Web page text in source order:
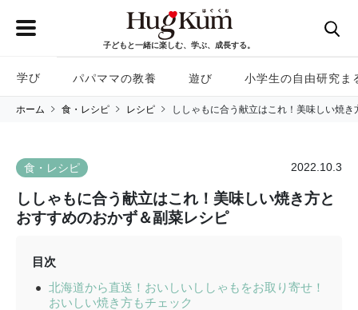
子どもと一緒に楽しむ、学ぶ、成長する。
学び パパママの教養 遊び 小学生の自由研究ま
ホーム 食・レシピ レシピ ししゃもに合う献立はこれ！美味しい焼
食・レシピ 2022.10.3
ししゃもに合う献立はこれ！美味しい焼き方と
おすすめのおかず＆副菜レシピ
目次
北海道から直送！おいしいししゃもをお取り寄せ！
おいしい焼き方もチェック